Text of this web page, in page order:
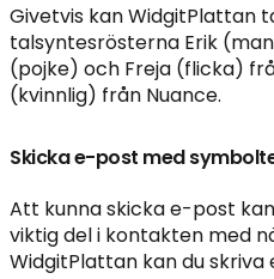
Givetvis kan WidgitPlattan
talsyntesrösterna Erik
(pojke) och Freja (flicka)
(kvinnlig) från Nuance.
Skicka e-post med
Att kunna skicka e-post
viktig del i kontakten med
WidgitPlattan kan du